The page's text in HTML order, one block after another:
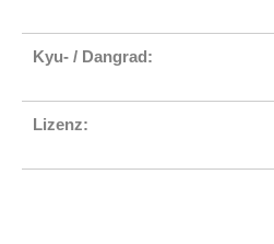
Kyu- / Dangrad:
Lizenz: